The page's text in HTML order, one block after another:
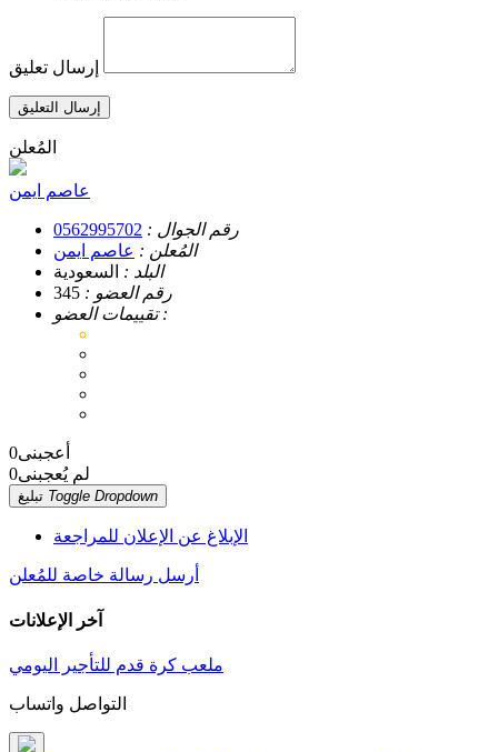
إرسال تعليق
إرسال التعليق
المُعلن
عاصم ايمن
رقم الجوال : 0562995702
المُعلن : عاصم ايمن
البلد : السعودية
رقم العضو : 345
تقييمات العضو :
أعجبنى0
لم يُعجبنى0
Toggle Dropdown
الإبلاغ عن الإعلان للمراجعة
أرسل رسالة خاصة للمُعلن
آخر الإعلانات
ملعب كرة قدم للتأجير اليومي